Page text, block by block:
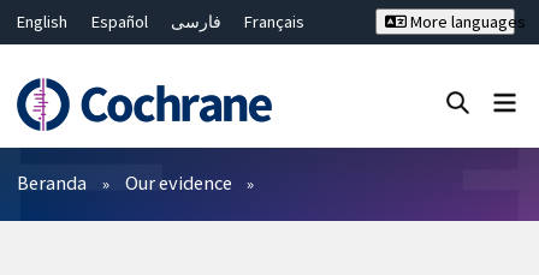
English Español فارسی
Français
Bahasa Malaysia
ไทย
繁體中文
简体中文
More languages
Filter
Beranda Our evidence